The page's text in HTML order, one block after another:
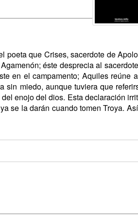
poeta que Crises, sacerdote de
éste desprecia al
en el campamento; Aquiles reúne
sin miedo, aunque tuviera que
enojo del dios. Esta declaración
se la darán cuando tomen Troya.